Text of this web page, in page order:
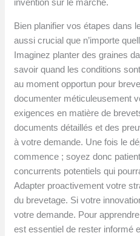
invention sur le marché.
Bien planifier vos étapes dans
aussi crucial que n’importe
Imaginez planter des graines
savoir quand les conditions
au moment opportun pour
documenter méticuleusement
exigences en matière de
documents détaillés et des
à votre demande. Une fois le
commence ; soyez donc
concurrents potentiels qui
Adapter proactivement votre
du brevetage. Si votre
votre demande. Pour
est essentiel de rester informé